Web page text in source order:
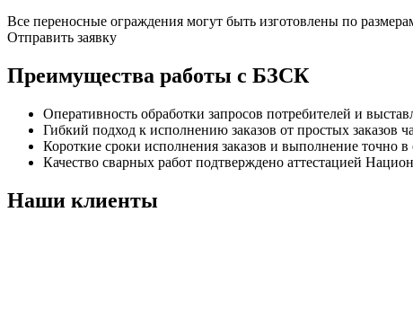
Все переносные ограждения могут быть изготовлены по
Отправить заявку
Преимущества работы с БЗСК
Оперативность обработки запросов потребителей и
Гибкий подход к исполнению заказов от простых
Короткие сроки исполнения заказов и выполнение точно в
Качество сварных работ подтверждено аттестацией
Наши клиенты